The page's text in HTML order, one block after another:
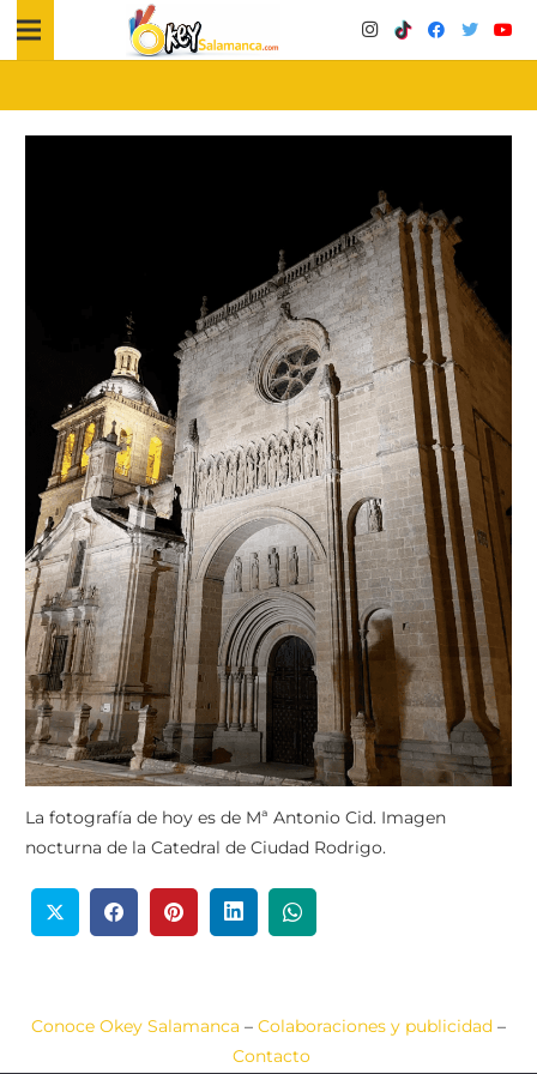
La fotografía de hoy es de Mª Antonio Cid. Imagen
nocturna de la Catedral de Ciudad Rodrigo.
Conoce Okey Salamanca – Colaboraciones y publicidad –
Contacto